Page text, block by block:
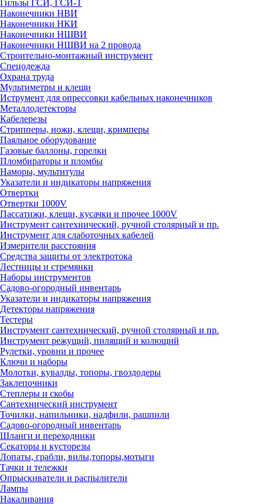
Гильзы ГСИ, ГСИ-Т
Наконечники НВИ
Наконечники НКИ
Наконечники НШВИ
Наконечники НШВИ на 2 провода
Строительно-монтажный инструмент
Спецодежда
Охрана труда
Мультиметры и клещи
Иструмент для опрессовки кабельных наконечников
Металлодетекторы
Кабелерезы
Стрипперы, ножи, клещи, кримперы
Паяльное оборудование
Газовые баллоны, горелки
Пломбираторы и пломбы
Наморы, мультитулы
Указатели и индикаторы напряжения
Отвертки
Отвертки 1000V
Пассатижи, клещи, кусачки и прочее 1000V
Инструмент сантехнический, ручной столярный и пр.
Инструмент для слаботочных кабелей
Измерители расстояния
Средства защиты от электротока
Лестницы и стремянки
Наборы инструментов
Садово-огородный инвентарь
Указатели и индикаторы напряжения
Детекторы напряжения
Тестеры
Инструмент сантехнический, ручной столярный и пр.
Инструмент режущий, пилящий и колющий
Рулетки, уровни и прочее
Ключи и наборы
Молотки, кувалды, топоры, гвоздодеры
Заклепочники
Степлеры и скобы
Сантехнический инструмент
Точилки, напильники, надфили, рашпили
Садово-огородный инвентарь
Шланги и переходники
Секаторы и кусторезы
Лопаты, грабли, вилы,топоры,мотыги
Тачки и тележки
Опрыскиватели и распылители
Лампы
Накаливания